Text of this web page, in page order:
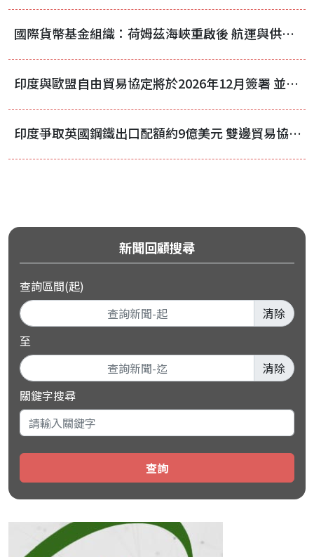
國際貨幣基金組織：荷姆茲海峽重啟後 航運與供應鏈仍需時間恢復正常
印度與歐盟自由貿易協定將於2026年12月簽署 並於2027年2月至3月生效
印度爭取英國鋼鐵出口配額約9億美元 雙邊貿易協議再陷拉鋸
新聞回顧搜尋
查詢區間(起)
清除
至
清除
關鍵字搜尋
查詢